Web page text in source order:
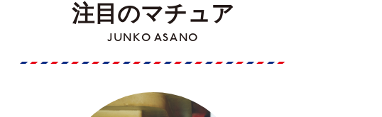
注目のマチュア
JUNKO ASANO